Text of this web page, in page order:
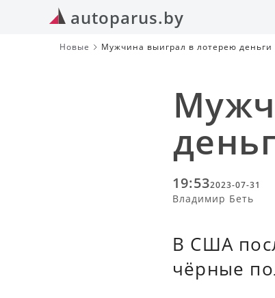
autoparus.by
Новые Мужчина выиграл в лотерею деньги
19:532023-07-31
Владимир Беть
В США
чёрные